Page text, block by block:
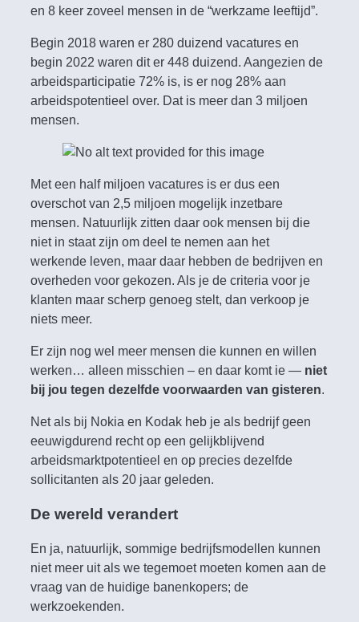
en 8 keer zoveel mensen in de “werkzame leeftijd”.
Begin 2018 waren er 280 duizend vacatures en
begin 2022 waren dit er 448 duizend. Aangezien de
arbeidsparticipatie 72% is, is er nog 28% aan
arbeidspotentieel over. Dat is meer dan 3 miljoen
mensen.
Met een half miljoen vacatures is er dus een
overschot van 2,5 miljoen mogelijk inzetbare
mensen. Natuurlijk zitten daar ook mensen bij die
niet in staat zijn om deel te nemen aan het
werkende leven, maar daar hebben de bedrijven en
overheden voor gekozen. Als je de criteria voor je
klanten maar scherp genoeg stelt, dan verkoop je
niets meer.
Er zijn nog wel meer mensen die kunnen en willen
werken… alleen misschien – en daar komt ie — niet
bij jou tegen dezelfde voorwaarden van gisteren.
Net als bij Nokia en Kodak heb je als bedrijf geen
eeuwigdurend recht op een gelijkblijvend
arbeidsmarktpotentieel en op precies dezelfde
sollicitanten als 20 jaar geleden.
De wereld verandert
En ja, natuurlijk, sommige bedrijfsmodellen kunnen
niet meer uit als we tegemoet moeten komen aan de
vraag van de huidige banenkopers; de
werkzoekenden.